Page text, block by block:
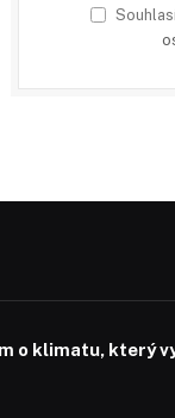
o klimatu, který